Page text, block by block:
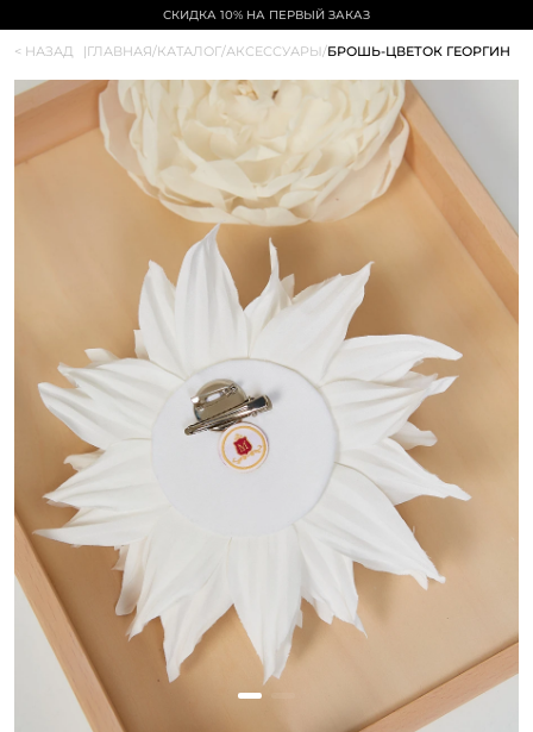
СКИДКА 10% НА ПЕРВЫЙ ЗАКАЗ
< НАЗАД |ГЛАВНАЯ/КАТАЛОГ/АКСЕССУАРЫ/БРОШЬ-ЦВЕТОК ГЕОРГИН